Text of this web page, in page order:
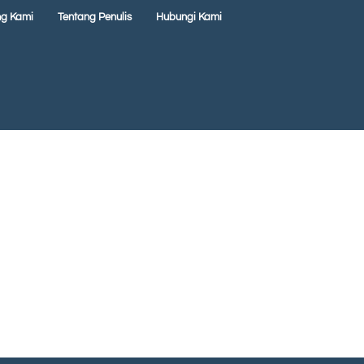
Kami Tentang Penulis Hubungi Kami